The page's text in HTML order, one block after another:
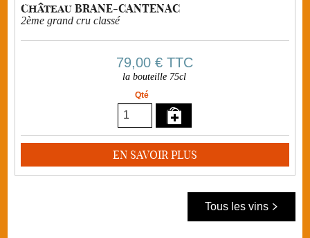
Château BRANE-CANTENAC
2ème grand cru classé
79,00 €TTC
la bouteille 75cl
Qté
EN SAVOIR PLUS
Tous les vins